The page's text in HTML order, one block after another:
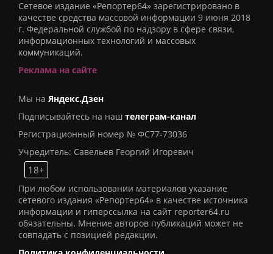
Сетевое издание «Репортер64» зарегистрировано в
качестве средства массовой информации 9 июня 2018
г. Федеральной службой по надзору в сфере связи,
информационных технологий и массовых
коммуникаций.
Реклама на сайте
Мы на Яндекс.Дзен
Подписывайтесь на наш телеграм-канал
Регистрационный номер № ФС77-73036
Учредитель: Савельев Георгий Игоревич
18+
При любом использовании материалов указание
сетевого издания «Репортер64» в качестве источника
информации и гиперссылка на сайт reporter64.ru
обязательны. Мнение авторов публикаций может не
совпадать с позицией редакции.